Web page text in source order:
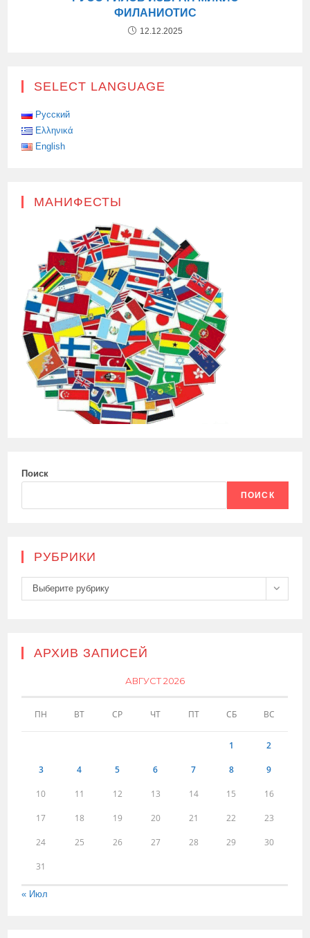
ФИЛАНИОТИС
12.12.2025
SELECT LANGUAGE
Русский
Ελληνικά
English
МАНИФЕСТЫ
Поиск
ПОИСК
РУБРИКИ
Рубрики
Выберите рубрику
АРХИВ ЗАПИСЕЙ
АВГУСТ 2026
ПН ВТ СР ЧТ ПТ СБ ВС
1 2
3 4 5 6 7 8 9
10 11 12 13 14 15 16
17 18 19 20 21 22 23
24 25 26 27 28 29 30
31
« Июл